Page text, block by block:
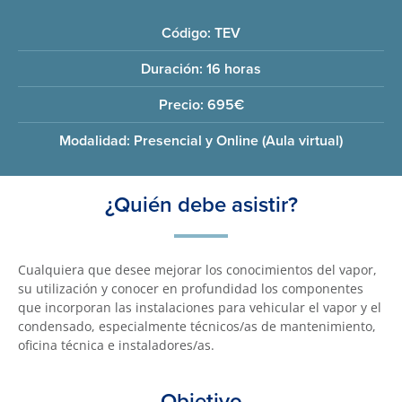
Código: TEV
Duración: 16 horas
Precio: 695€
Modalidad: Presencial y Online (Aula virtual)
¿Quién debe asistir?
Cualquiera que desee mejorar los conocimientos del vapor,
su utilización y conocer en profundidad los componentes
que incorporan las instalaciones para vehicular el vapor y el
condensado, especialmente técnicos/as de mantenimiento,
oficina técnica e instaladores/as.